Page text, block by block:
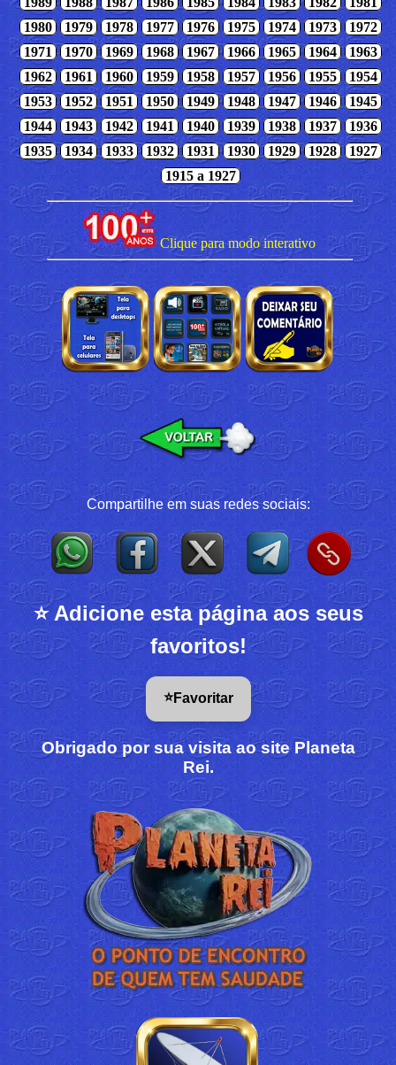
1980
1979 1978 1977 1976 1975 1974 1973
1972
1971
1970 1969 1968 1967 1966 1965 1964
1963
1962
1961 1960 1959 1958 1957 1956 1955
1954
1953
1952 1951 1950 1949 1948 1947 1946
1945
1944
1943 1942 1941 1940 1939 1938 1937
1936
1935
1934 1933 1932 1931 1930 1929 1928
1927
1915 a 1927
Clique para modo interativo
Compartilhe em suas redes sociais:
⭐ Adicione esta página aos seus
favoritos!
⭐Favoritar
Obrigado por sua visita ao site Planeta
Rei.